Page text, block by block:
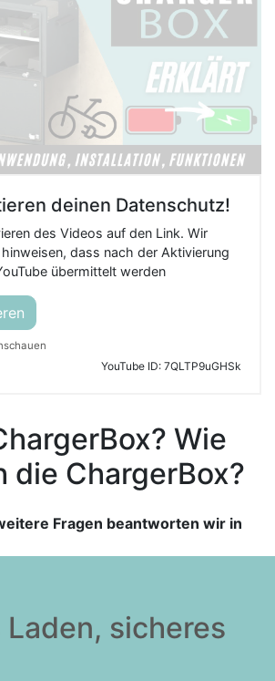
deinen Datenschutz!
des Videos auf den Link. Wir
dass nach der Aktivierung
übermittelt werden
YouTube ID: 7QLTP9uGHSk
Wie
die ChargerBox?
Fragen beantworten wir in
sicheres